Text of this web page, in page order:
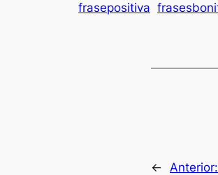
frasepositiva
← Anterior: